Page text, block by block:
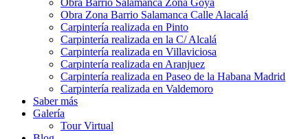
Obra Barrio Salamanca Zona Goya
Obra Zona Barrio Salamanca Calle Alacalá
Carpintería realizada en Pinto
Carpintería realizada en la C/ Alcalá
Carpintería realizada en Villaviciosa
Carpintería realizada en Aranjuez
Carpintería realizada en Paseo de la Habana Madrid
Carpintería realizada en Valdemoro
Saber más
Galería
Tour Virtual